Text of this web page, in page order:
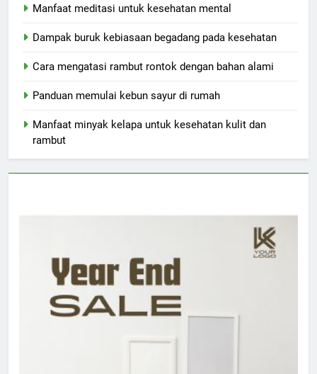
Manfaat meditasi untuk kesehatan mental
Dampak buruk kebiasaan begadang pada kesehatan
Cara mengatasi rambut rontok dengan bahan alami
Panduan memulai kebun sayur di rumah
Manfaat minyak kelapa untuk kesehatan kulit dan
rambut